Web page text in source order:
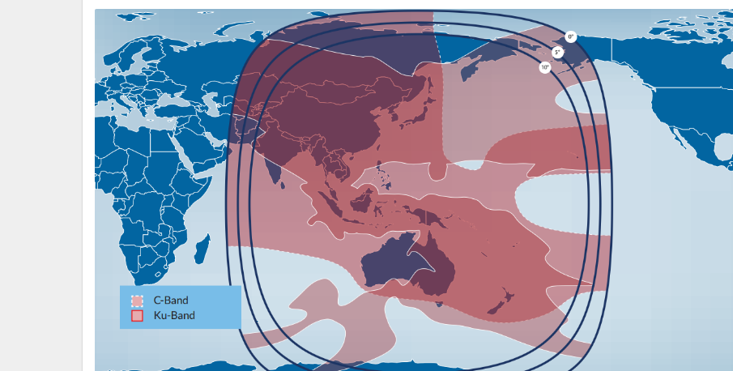
Rakieta
Falcon
podczas
satelitą
Merah